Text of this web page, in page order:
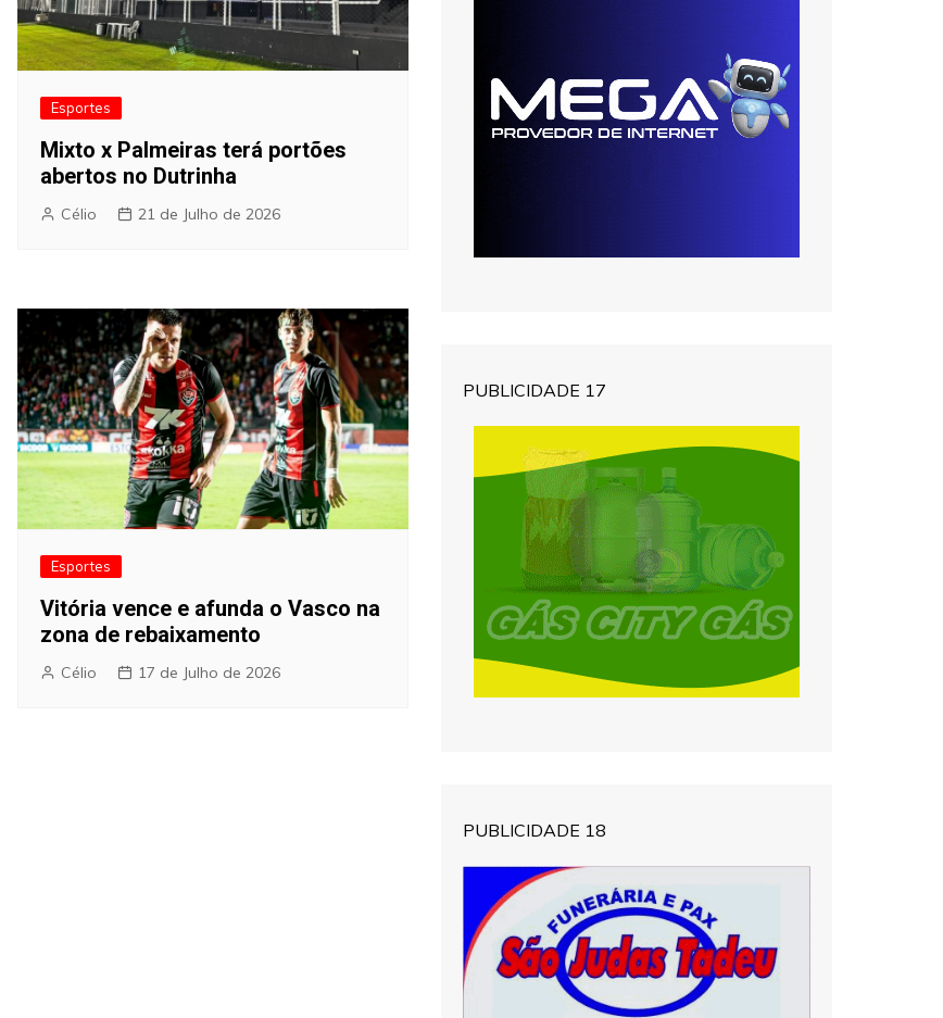
Esportes
Mixto x Palmeiras terá portões
abertos no Dutrinha
Célio 21 de Julho de 2026
Esportes
Vitória vence e afunda o Vasco na
zona de rebaixamento
Célio 17 de Julho de 2026
PUBLICIDADE 17
PUBLICIDADE 18